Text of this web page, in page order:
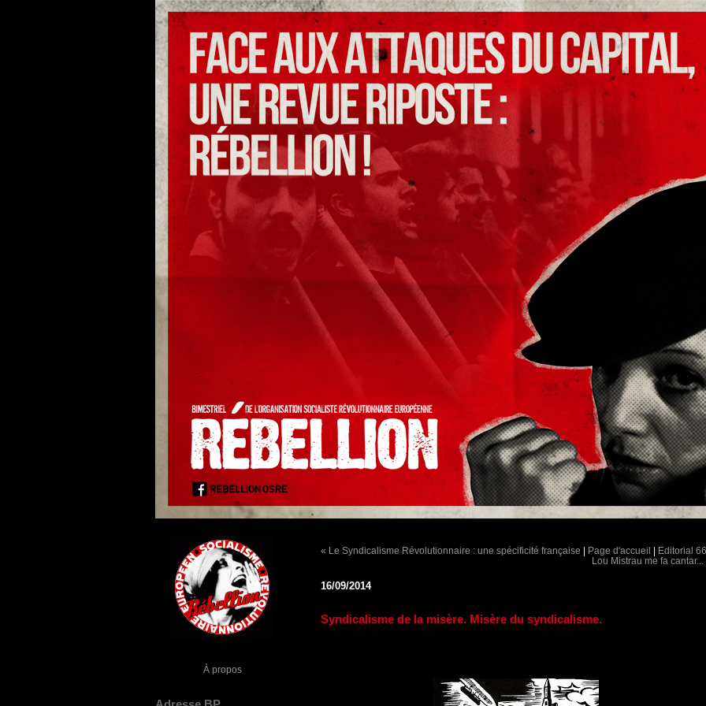
À propos
« Le Syndicalisme Révolutionnaire : une spécificité française | Page d'accueil | Editorial
Lou Mistrau me fa cantar...
16/09/2014
Syndicalisme de la misère. Misère du syndicalisme.